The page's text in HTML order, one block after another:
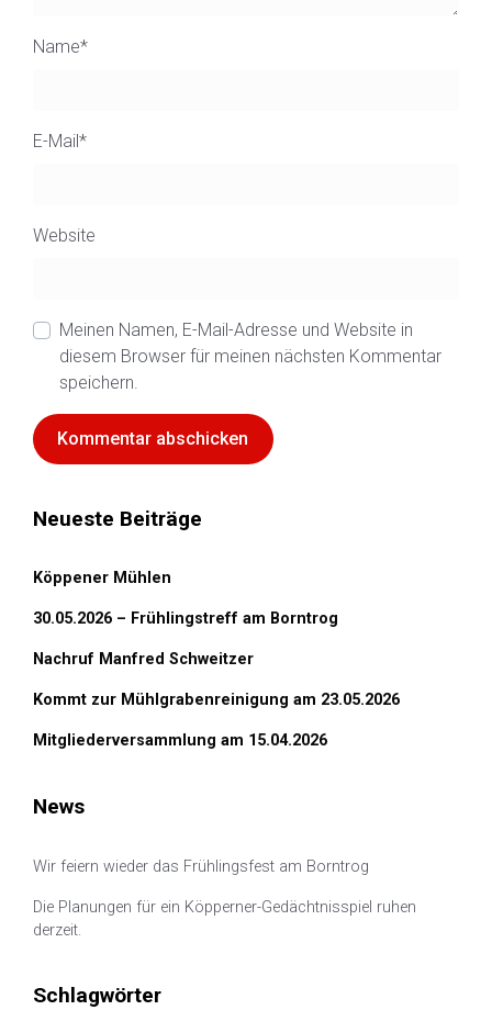
Name*
E-Mail*
Website
Meinen Namen, E-Mail-Adresse und Website in
diesem Browser für meinen nächsten Kommentar
speichern.
Neueste Beiträge
Köppener Mühlen
30.05.2026 – Frühlingstreff am Borntrog
Nachruf Manfred Schweitzer
Kommt zur Mühlgrabenreinigung am 23.05.2026
Mitgliederversammlung am 15.04.2026
News
Wir feiern wieder das Frühlingsfest am Borntrog
Die Planungen für ein Köpperner-Gedächtnisspiel ruhen
derzeit.
Schlagwörter